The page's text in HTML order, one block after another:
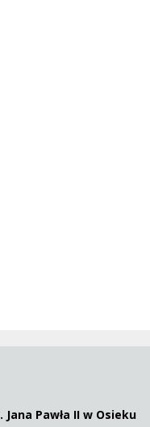
Jana Pawła II w Osieku